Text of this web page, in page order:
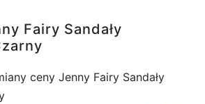
Fairy Sandały
ceny Jenny Fairy Sandały